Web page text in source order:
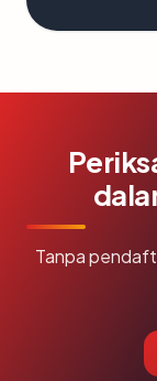
Tanpa